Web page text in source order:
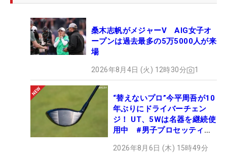
桑木志帆がメジャーV AIG女子オ
ープンは過去最多の5万5000人が来
場
2026年8月4日 (火) 12時30分 1
“替えないプロ”今平周吾が10
年ぶりにドライバーチェン
ジ！ UT、5Wは名器を継続使
用中 #男子プロセッティン
2026年8月6日 (木) 15時49分